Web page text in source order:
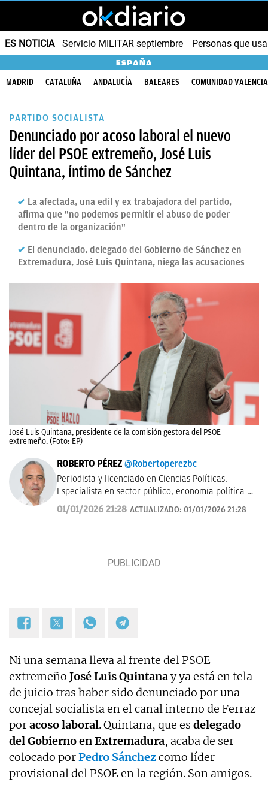
ES NOTICIA Servicio MILITAR septiembre Personas que
ESPAÑA
MADRID CATALUÑA ANDALUCÍA BALEARES COMUNIDAD
PARTIDO SOCIALISTA
Denunciado por acoso laboral el nuevo
líder del PSOE extremeño, José Luis
Quintana, íntimo de Sánchez
La afectada, una edil y ex trabajadora del partido,
afirma que "no podemos permitir el abuso de poder
dentro de la organización"
El denunciado, delegado del Gobierno de Sánchez en
Extremadura, José Luis Quintana, niega las acusaciones
José Luis Quintana, presidente de la comisión gestora del PSOE
extremeño. (Foto: EP)
ROBERTO PÉREZ @Robertoperezbc
Periodista y licenciado en Ciencias Políticas.
Especialista en sector público, economía política y
presupuestaria, e instituciones político-
administrativas. Trabajó para Agencia Efe y Cope,
01/01/2026 21:28 ACTUALIZADO: 01/01/2026 21:28
Ni una semana lleva al frente del PSOE
extremeño José Luis Quintanay ya está en tela
de juicio tras haber sido denunciado por una
concejal socialista en el canal interno de Ferraz
poracoso laboral. Quintana, que es delegado
del Gobierno en Extremadura, acaba de ser
colocado porPedro Sánchezcomo líder
provisional del PSOE en la región. Son amigos.